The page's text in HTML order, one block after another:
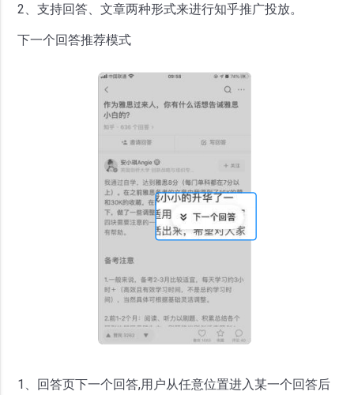
2、支持回答、文章两种形式来进行知乎推广投放。
下一个回答推荐模式
1、回答页下一个回答,用户从任意位置进入某一个回答后